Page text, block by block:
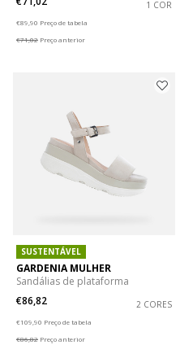
1 COR
€89,90 Preço de tabela
€71,02 Preço anterior
SUSTENTÁVEL
GARDENIA MULHER
Sandálias de plataforma
€86,82
2 CORES
€109,90 Preço de tabela
€86,82 Preço anterior